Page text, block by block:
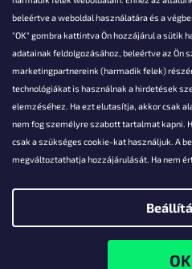
beleértve a weboldal használatára és a
"OK" gombra kattintva Ön hozzájárul a sütik
adatainak feldolgozásához, beleértve az Ön
marketingpartnereink (harmadik felek)
technológiákat is használnak a hirdetések
elemzéséhez. Ha ezt elutasítja, akkor csak
nem fog személyre szabott tartalmat kapni.
csak a szükséges cookie-kat használjuk. A
megváltoztathatja hozzájárulását. Ha nem
info@falanzo.hu